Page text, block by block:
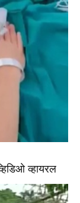
व्हायरल